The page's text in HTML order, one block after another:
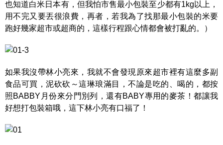
也知道白米日本有，但我怕市售最小包裝至少都有1kg以上，
用不完又要丟很浪費，再者，若我為了找那最小包裝的米要
跑好幾家超市或超商的，這樣行程跟心情都會被打亂的。）
如果我沒帶林小亮來，我就不會發現原來超市裡有這麼多副
食品可買，泥砍砍～這琳琅滿目，不論是吃的、喝的，都按
照BABBY月份來分門別列，還有BABY專用的麥茶！都讓我
好想打包裝箱哦，這下林小亮有口福了！